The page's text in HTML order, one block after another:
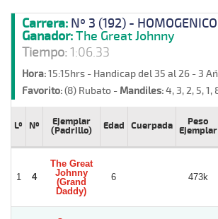
Carrera: Nº 3 (192) - HOMOGENICO
Ganador:The Great Johnny
Tiempo:1:06.33
Hora:15:15hrs - Handicap del 35 al 26 - 3
Favorito:(8) Rubato - Mandiles:4, 3, 2, 5, 1,
Lº Nº
Ejemplar
(Padrillo)
Edad Cuerpada
Peso
Ejemplar
1 4
The Great
Johnny
(Grand
Daddy)
6 473k